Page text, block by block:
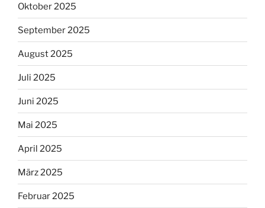
Oktober 2025
September 2025
August 2025
Juli 2025
Juni 2025
Mai 2025
April 2025
März 2025
Februar 2025